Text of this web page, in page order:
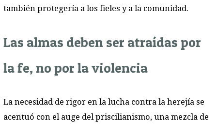
también protegería a los fieles y a la comunidad.
Las almas deben ser atraídas por
la fe, no por la violencia
La necesidad de rigor en la lucha contra la herejía se
acentuó con el auge del priscilianismo, una mezcla de